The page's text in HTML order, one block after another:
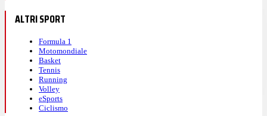
ALTRI SPORT
Formula 1
Motomondiale
Basket
Tennis
Running
Volley
eSports
Ciclismo